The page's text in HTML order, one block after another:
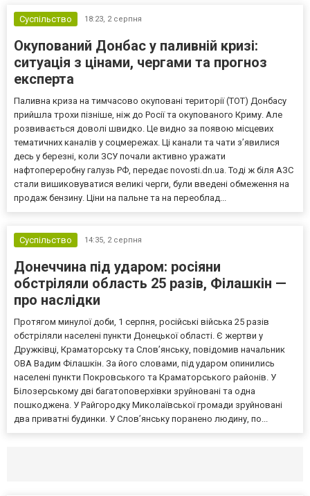
Суспільство 18:23, 2 серпня
Окупований Донбас у паливній кризі:
ситуація з цінами, чергами та прогноз
експерта
Паливна криза на тимчасово окуповані території (ТОТ) Донбасу
прийшла трохи пізніше, ніж до Росії та окупованого Криму. Але
розвивається доволі швидко. Це видно за появою місцевих
тематичних каналів у соцмережах. Ці канали та чати з’явилися
десь у березні, коли ЗСУ почали активно уражати
нафтопереробну галузь РФ, передає novosti.dn.ua. Тоді ж біля АЗС
стали вишиковуватися великі черги, були введені обмеження на
продаж бензину. Ціни на пальне та на переоблад...
Суспільство 14:35, 2 серпня
Донеччина під ударом: росіяни
обстріляли область 25 разів, Філашкін —
про наслідки
Протягом минулої доби, 1 серпня, російські війська 25 разів
обстріляли населені пункти Донецької області. Є жертви у
Дружківці, Краматорську та Слов’янську, повідомив начальник
ОВА Вадим Філашкін. За його словами, під ударом опинились
населені пункти Покровського та Краматорського районів. У
Білозерському дві багатоповерхівки зруйновані та одна
пошкоджена. У Райгородку Миколаївської громади зруйновані
два приватні будинки. У Слов’янську поранено людину, по...